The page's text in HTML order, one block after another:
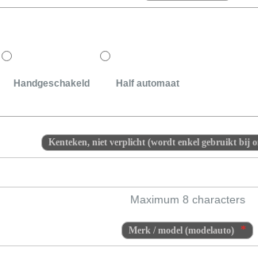
Handgeschakeld Half automaat
Kenteken, niet verplicht (wordt enkel gebruikt bij
Maximum 8 characters
Merk / model (modelauto)